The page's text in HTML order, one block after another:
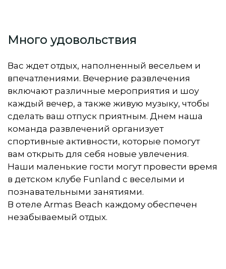
Много удовольствия
Вас ждет отдых, наполненный весельем и
впечатлениями. Вечерние развлечения
включают различные мероприятия и шоу
каждый вечер, а также живую музыку, чтобы
сделать ваш отпуск приятным. Днем наша
команда развлечений организует
спортивные активности, которые помогут
вам открыть для себя новые увлечения.
Наши маленькие гости могут провести время
в детском клубе Funland с веселыми и
познавательными занятиями.
В отеле Armas Beach каждому обеспечен
незабываемый отдых.